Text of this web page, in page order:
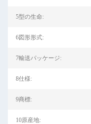
5型の生命:
6図形形式:
7輸送パッケージ:
8仕様:
9商標:
10原産地: